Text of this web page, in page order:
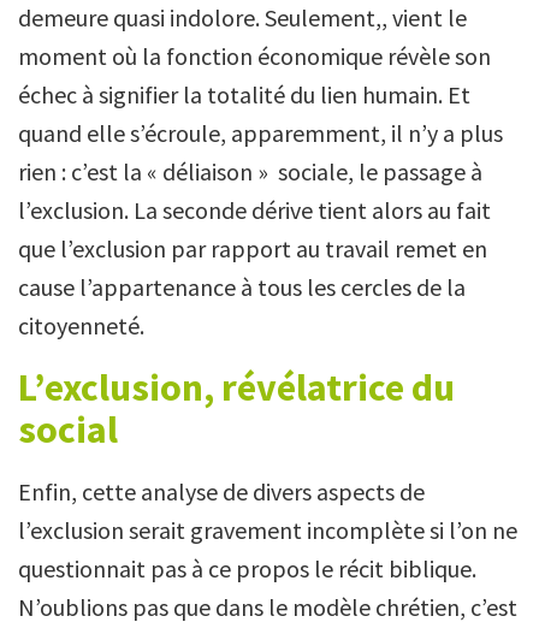
demeure quasi indolore. Seulement,, vient le
moment où la fonction économique révèle son
échec à signifier la totalité du lien humain. Et
quand elle s’écroule, apparemment, il n’y a plus
rien : c’est la « déliaison » sociale, le passage à
l’exclusion. La seconde dérive tient alors au fait
que l’exclusion par rapport au travail remet en
cause l’appartenance à tous les cercles de la
citoyenneté.
L’exclusion, révélatrice du
social
Enfin, cette analyse de divers aspects de
l’exclusion serait gravement incomplète si l’on ne
questionnait pas à ce propos le récit biblique.
N’oublions pas que dans le modèle chrétien, c’est